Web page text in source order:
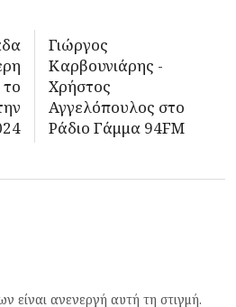
το
Γιώργος
Καρβουνιάρης -
Χρήστος
Αγγελόπουλος στο
Ράδιο Γάμμα 94FM
είναι ανενεργή αυτή τη στιγμή.